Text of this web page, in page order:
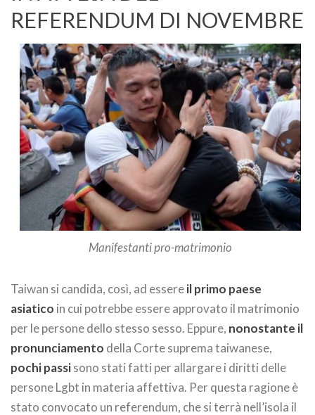
REFERENDUM DI NOVEMBRE
Manifestanti pro-matrimonio
Taiwan si candida, così, ad essereil primo paese
asiatico in cui potrebbe essere approvato il matrimonio
per le persone dello stesso sesso. Eppure, nonostante il
pronunciamento della Corte suprema taiwanese,
pochi passisono stati fatti per allargare i diritti delle
persone Lgbt in materia affettiva. Per questa ragione è
stato convocato un referendum, che si terrà nell’isola il